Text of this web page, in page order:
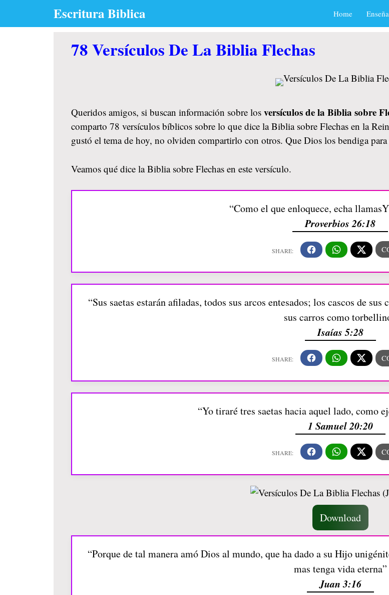
Escritura Biblica Home
78 Versículos De La Biblia Flechas
Queridos amigos, si buscan información sobre los versículos de la Biblia sobre
comparto 78 versículos bíblicos sobre lo que dice la Biblia sobre Flechas en la
gustó el tema de hoy, no olviden compartirlo con otros. Que Dios los bendiga
Veamos qué dice la Biblia sobre Flechas en este versículo.
“Como el que enloquece, echa
Proverbios 26:18
“Sus saetas estarán afiladas, todos sus arcos entesados; los cascos de
sus carros como
Isaías 5:28
“Yo tiraré tres saetas hacia aquel lado, como
1 Samuel 20:20
Download
“Porque de tal manera amó Dios al mundo, que ha dado a su Hijo
mas tenga vida eterna”
Juan 3:16